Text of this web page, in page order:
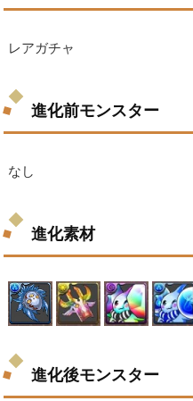
レアガチャ
進化前モンスター
なし
進化素材
進化後モンスター